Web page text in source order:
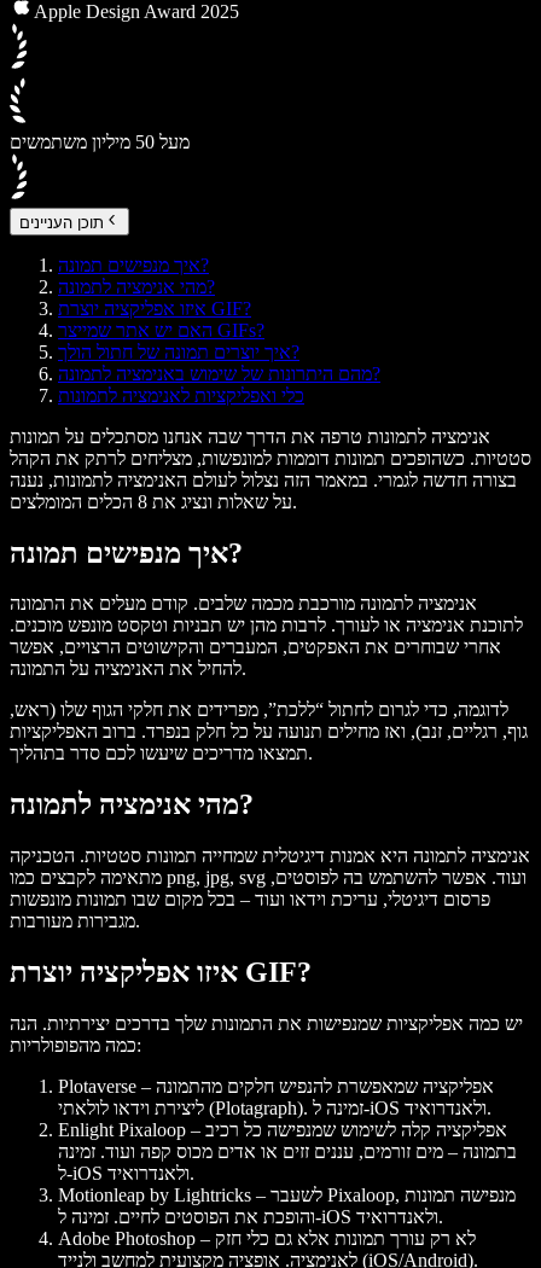
Apple Design Award 2025
מעל 50 מיליון משתמשים
תוכן העניינים
איך מנפישים תמונה?
מהי אנימציה לתמונה?
איזו אפליקציה יוצרת GIF?
האם יש אתר שמייצר GIFs?
איך יוצרים תמונה של חתול הולך?
מהם היתרונות של שימוש באנימציה לתמונה?
כלי ואפליקציות לאנימציה לתמונות
אנימציה לתמונות טרפה את הדרך שבה אנחנו מסתכלים על תמונות
סטטיות. כשהופכים תמונות דוממות למונפשות, מצליחים לרתק את הקהל
בצורה חדשה לגמרי. במאמר הזה נצלול לעולם האנימציה לתמונות, נענה
על שאלות ונציג את 8 הכלים המומלצים.
איך מנפישים תמונה?
אנימציה לתמונה מורכבת מכמה שלבים. קודם מעלים את התמונה
לתוכנת אנימציה או לעורך. לרבות מהן יש תבניות וטקסט מונפש מוכנים.
אחרי שבוחרים את האפקטים, המעברים והקישוטים הרצויים, אפשר
להחיל את האנימציה על התמונה.
לדוגמה, כדי לגרום לחתול “ללכת”, מפרידים את חלקי הגוף שלו (ראש,
גוף, רגליים, זנב), ואז מחילים תנועה על כל חלק בנפרד. ברוב האפליקציות
תמצאו מדריכים שיעשו לכם סדר בתהליך.
מהי אנימציה לתמונה?
אנימציה לתמונה היא אמנות דיגיטלית שמחייה תמונות סטטיות. הטכניקה
מתאימה לקבצים כמו png, jpg, svg ועוד. אפשר להשתמש בה לפוסטים,
פרסום דיגיטלי, עריכת וידאו ועוד – בכל מקום שבו תמונות מונפשות
מגבירות מעורבות.
איזו אפליקציה יוצרת GIF?
יש כמה אפליקציות שמנפישות את התמונות שלך בדרכים יצירתיות. הנה
כמה מהפופולריות:
Plotaverse – אפליקציה שמאפשרת להנפיש חלקים מהתמונה
ליצירת וידאו לולאתי (Plotagraph). זמינה ל-iOS ולאנדרואיד.
Enlight Pixaloop – אפליקציה קלה לשימוש שמנפישה כל רכיב
בתמונה – מים זורמים, עננים זזים או אדים מכוס קפה ועוד. זמינה
ל-iOS ולאנדרואיד.
Motionleap by Lightricks – לשעבר Pixaloop, מנפישה תמונות
והופכת את הפוסטים לחיים. זמינה ל-iOS ולאנדרואיד.
Adobe Photoshop – לא רק עורך תמונות אלא גם כלי חזק
לאנימציה. אופציה מקצועית למחשב ולנייד (iOS/Android).